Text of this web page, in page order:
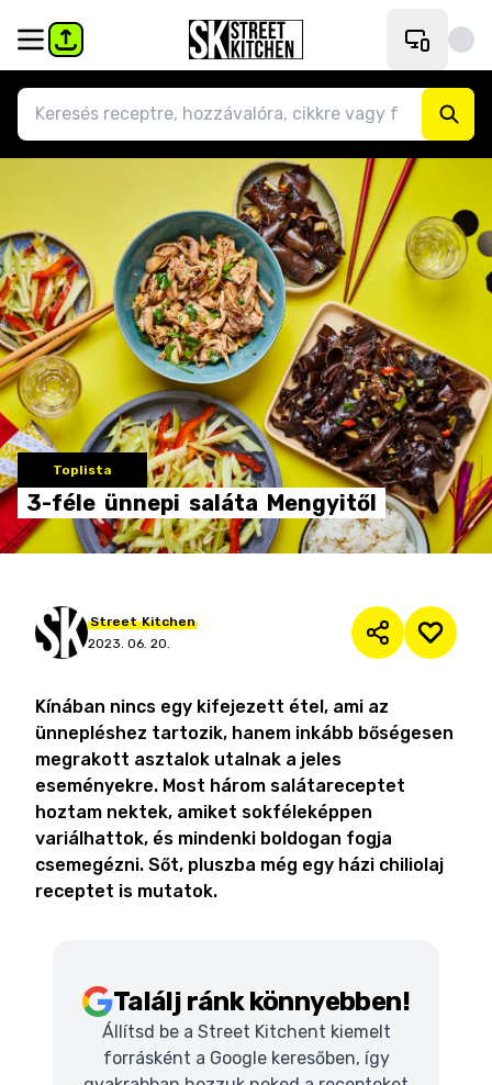
Toplista
3-féle ünnepi saláta Mengyitől
Street Kitchen
2023. 06. 20.
Kínában nincs egy kifejezett étel, ami az
ünnepléshez tartozik, hanem inkább bőségesen
megrakott asztalok utalnak a jeles
eseményekre. Most három salátareceptet
hoztam nektek, amiket sokféleképpen
variálhattok, és mindenki boldogan fogja
csemegézni. Sőt, pluszba még egy házi chiliolaj
receptet is mutatok.
Találj ránk könnyebben!
Állítsd be a Street Kitchent kiemelt
forrásként a Google keresőben, így